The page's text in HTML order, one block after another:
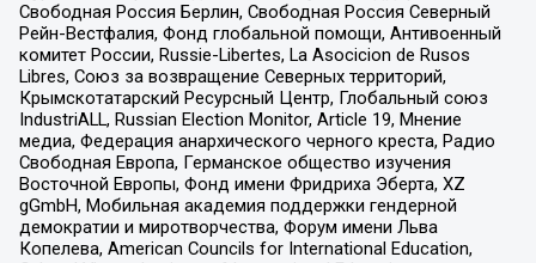
Свободная Россия Берлин, Свободная Россия Северный
Рейн-Вестфалия, Фонд глобальной помощи, Антивоенный
комитет России, Russie-Libertes, La Asocicion de Rusos
Libres, Союз за возвращение Северных территорий,
Крымскотатарский Ресурсный Центр, Глобальный союз
IndustriALL, Russian Election Monitor, Article 19, Мнение
медиа, Федерация анархического черного креста, Радио
Свободная Европа, Германское общество изучения
Восточной Европы, Фонд имени Фридриха Эберта, XZ
gGmbH, Мобильная академия поддержки гендерной
демократии и миротворчества, Форум имени Льва
Копелева, American Councils for International Education,